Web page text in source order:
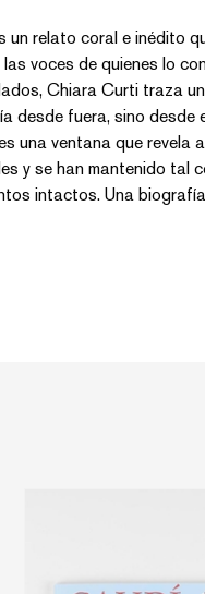
un relato coral e inédito
voces de quienes lo
Chiara Curti traza
desde fuera, sino desde
una ventana que revela
y se han mantenido tal
intactos. Una